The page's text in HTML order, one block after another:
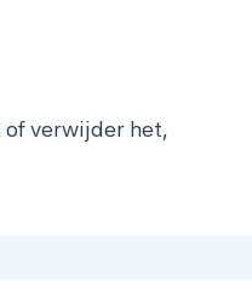
of verwijder het,